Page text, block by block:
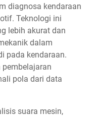
diagnosa kendaraan
Teknologi ini
lebih akurat dan
dalam
pada kendaraan.
pola dari data
suara mesin,